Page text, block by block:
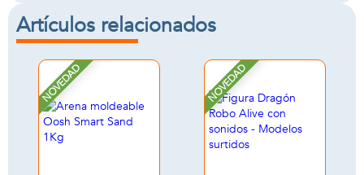
Artículos relacionados
NOVEDAD NOVEDAD